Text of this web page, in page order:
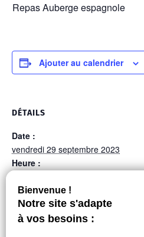
Repas Auberge espagnole
Ajouter au calendrier
DÉTAILS
Date :
vendredi 29 septembre 2023
Heure :
Prix :
Sur Inscription
Catégorie d’Évènement: